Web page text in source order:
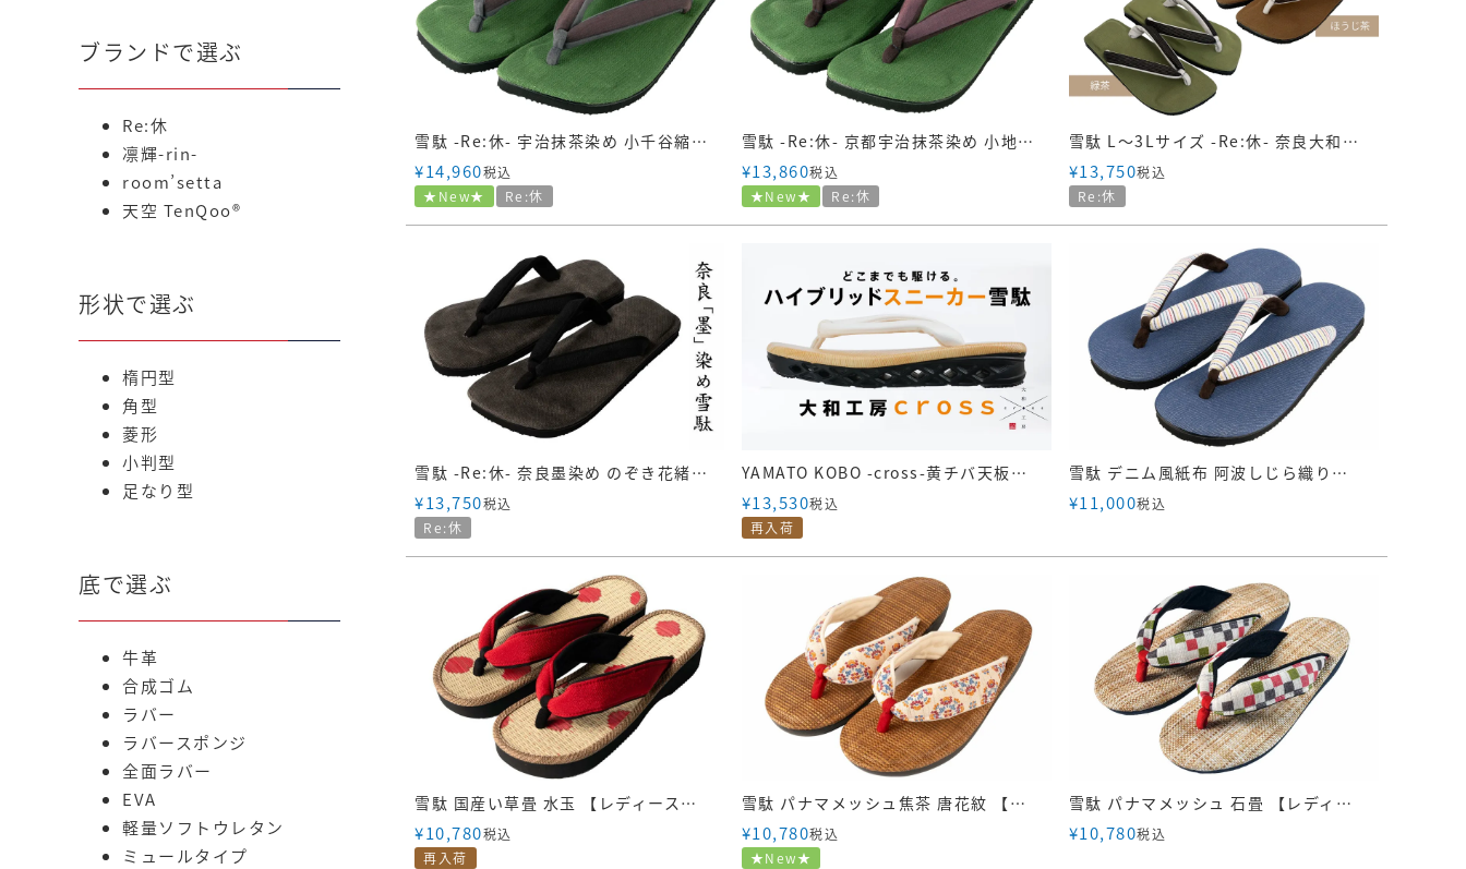
雪駄 -Re:休- 宇治抹茶染め 小千谷縮のぞき花緒 都鼠色【メンズ】｜H2035
¥14,960税込
★New★
Re:休
雪駄 -Re:休- 京都宇治抹茶染め 小地谷縮のぞき花緒 滅紫 【レディース】｜h1165
¥13,860税込
★New★
Re:休
雪駄 L～3Lサイズ -Re:休- 奈良大和茶染め 小千谷縮（縞） のぞき花緒【メンズ】｜R2031
¥13,750税込
Re:休
雪駄 -Re:休- 奈良墨染め のぞき花緒 【レディース】｜R1163
¥13,750税込
Re:休
YAMATO KOBO -cross-黄チバ天板 白花緒 黒ソール｜YC07 TIBA
¥13,530税込
再入荷
雪駄 デニム風紙布 阿波しじら織り横縞花緒・虹 【レディース】｜R1536
¥11,000税込
雪駄 国産い草畳 水玉 【レディース】｜R459｜赤
¥10,780税込
再入荷
雪駄 パナマメッシュ焦茶 唐花紋 【レディース】｜R464
¥10,780税込
★New★
雪駄 パナマメッシュ 石畳 【レディース】｜R465
¥10,780税込
ブランドで選ぶ
Re:休
凛輝-rin-
room’setta
天空 TenQoo®
形状で選ぶ
楕円型
角型
菱形
小判型
足なり型
底で選ぶ
牛革
合成ゴム
ラバー
ラバースポンジ
全面ラバー
EVA
軽量ソフトウレタン
ミュールタイプ